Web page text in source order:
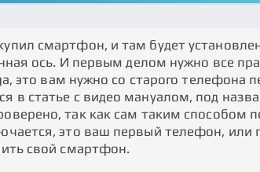
смартфон, и там будет
ось. И первым делом нужно все
это вам нужно со старого телефона
в статье с видео мануалом, под
так как сам таким способом
это ваш первый телефон, или
свой смартфон.